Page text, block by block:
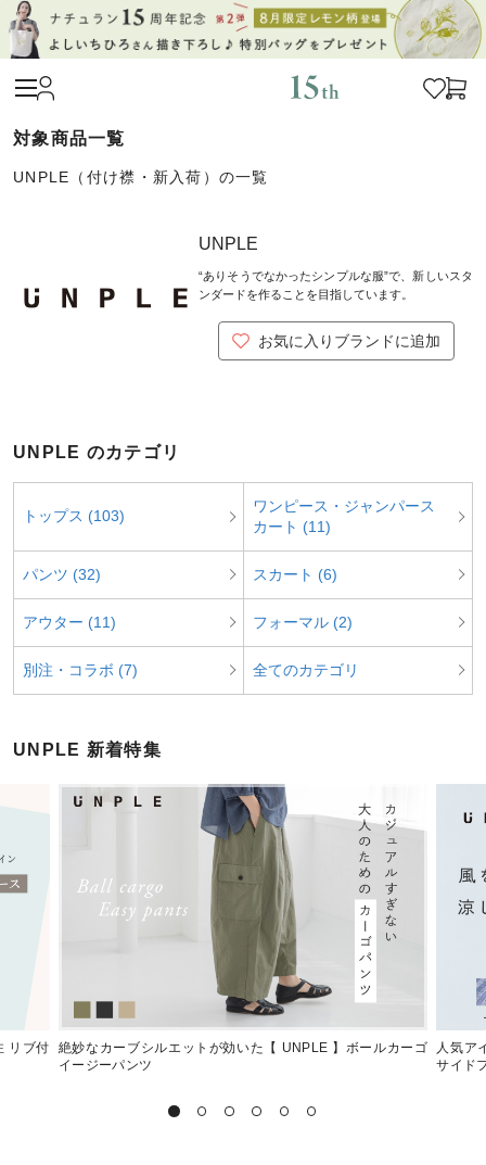
UNPLE（付け襟・新入荷）の一覧
UNPLE
“ありそうでなかったシンプルな服”で、新しいスタ
ンダードを作ることを目指しています。
お気に入りブランドに追加
UNPLE のカテゴリ
トップス (103)
ワンピース・ジャンパース
カート (11)
パンツ (32) スカート (6)
アウター (11) フォーマル (2)
別注・コラボ (7) 全てのカテゴリ
UNPLE 新着特集
リブ付
絶妙なカーブシルエットが効いた【 UNPLE 】ボールカーゴ
イージーパンツ
人気ア
サイド